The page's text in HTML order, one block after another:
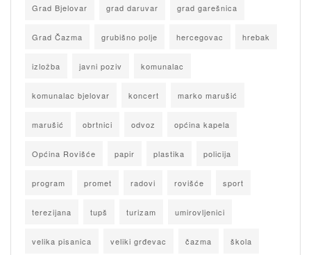
Grad Bjelovar grad daruvar grad garešnica
Grad Čazma grubišno polje hercegovac hrebak
izložba javni poziv komunalac
komunalac bjelovar koncert marko marušić
marušić obrtnici odvoz općina kapela
Općina Rovišće papir plastika policija
program promet radovi rovišće sport
terezijana tupš turizam umirovljenici
velika pisanica veliki grđevac čazma škola